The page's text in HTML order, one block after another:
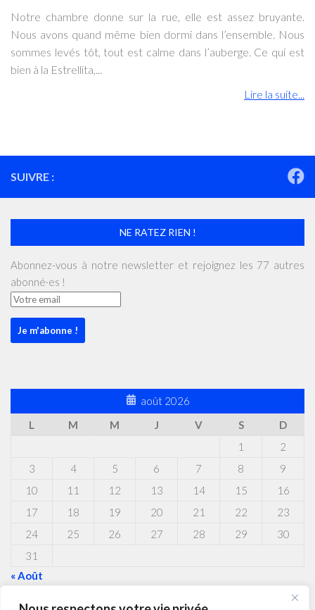
Notre chambre donne sur la rue, elle est assez bruyante.
Nous avons quand même bien dormi dans l’ensemble. Nous
sommes levés tôt, tout est calme dans l’auberge. Ce qui est
bien à la Estrellita,...
Lire la suite...
SUIVRE :
NE RATEZ RIEN !
Abonnez-vous à notre newsletter et rejoignez les 77 autres
abonné·es !
août 2026
L
M M J V S
D
1
2
3
4 5 6 7 8
9
10
11 12 13 14 15
16
17
18 19 20 21 22
23
24
25 26 27 28 29
30
31
« Août